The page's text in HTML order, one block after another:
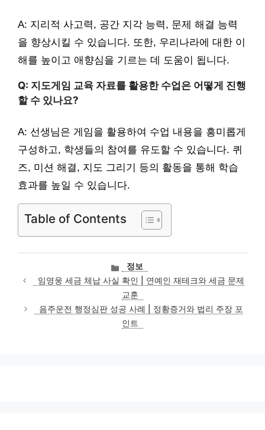
A: 지리적 사고력, 공간 지각 능력, 문제 해결 능력
을 향상시킬 수 있습니다. 또한, 우리나라에 대한 이
해를 높이고 애향심을 기르는 데 도움이 됩니다.
Q: 지도게임 교육 자료를 활용한 수업은 어떻게 진행
할 수 있나요?
A: 선생님은 게임을 활용하여 수업 내용을 흥미롭게
구성하고, 학생들의 참여를 유도할 수 있습니다. 퀴
즈, 미션 해결, 지도 그리기 등의 활동을 통해 학습
효과를 높일 수 있습니다.
Table of Contents
카
테
고
리
정보
임영웅 세금 체납 사실 확인 | 연예인 재테크와 세금 문제
교훈
음주운전 행정심판 성공 사례 | 정황증거와 법리 주장 포
인트